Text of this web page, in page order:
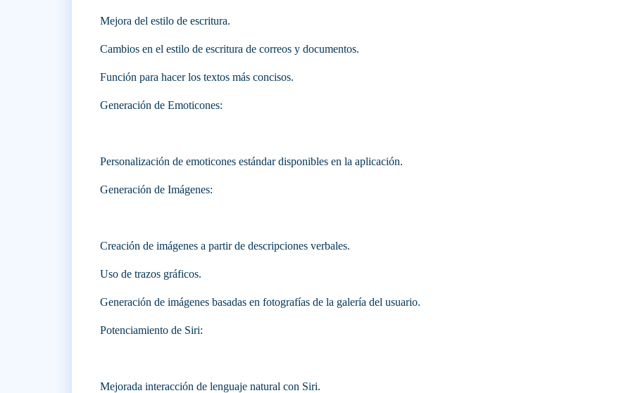
Mejora del estilo de escritura.
Cambios en el estilo de escritura de correos y documentos.
Función para hacer los textos más concisos.
Generación de Emoticones:
Personalización de emoticones estándar disponibles en la aplicación.
Generación de Imágenes:
Creación de imágenes a partir de descripciones verbales.
Uso de trazos gráficos.
Generación de imágenes basadas en fotografías de la galería del usuario.
Potenciamiento de Siri:
Mejorada interacción de lenguaje natural con Siri.